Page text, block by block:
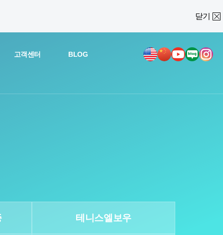
닫기
고객센터 BLOG
테니스엘보우